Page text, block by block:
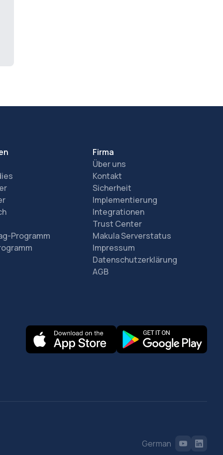
Programm
Firma
Über uns
Kontakt
Sicherheit
Implementierung
Integrationen
Trust Center
Makula Serverstatus
Impressum
Datenschutzerklärung
AGB
German